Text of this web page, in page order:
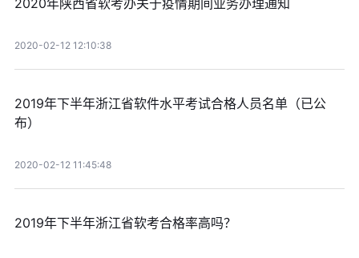
2020年陕西省软考办关于疫情期间业务办理通知
2020-02-12 12:10:38
2019年下半年浙江省软件水平考试合格人员名单（已公
布）
2020-02-12 11:45:48
2019年下半年浙江省软考合格率高吗？